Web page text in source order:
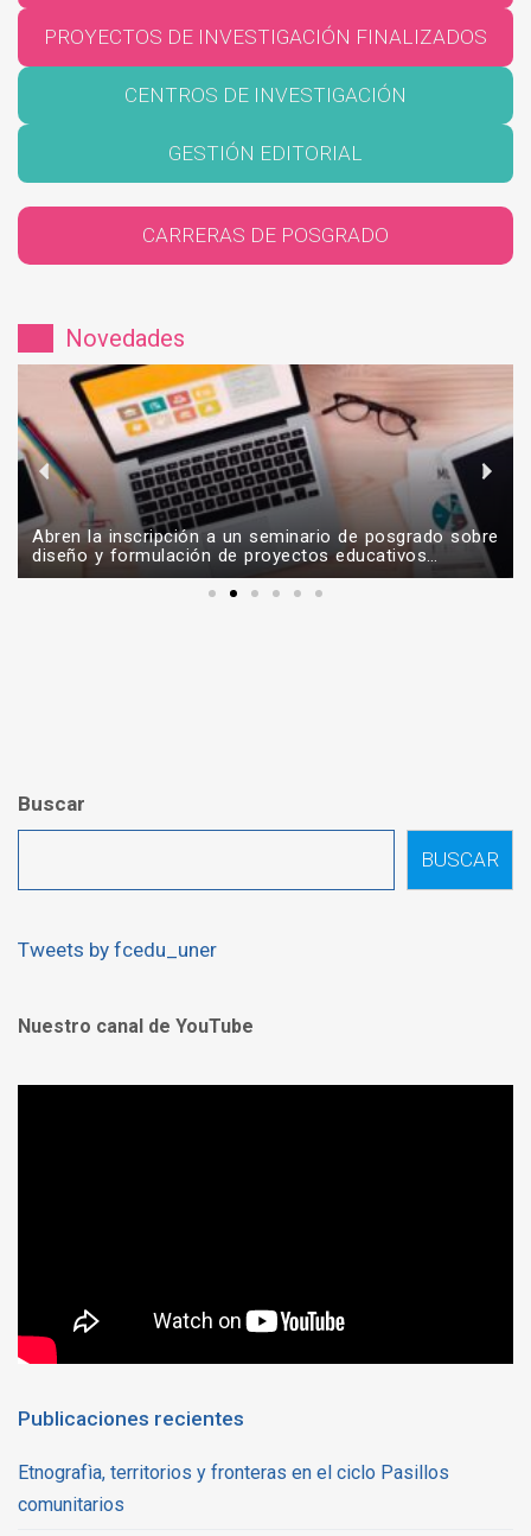
PROYECTOS DE INVESTIGACIÓN FINALIZADOS
CENTROS DE INVESTIGACIÓN
GESTIÓN EDITORIAL
CARRERAS DE POSGRADO
Novedades
CIFPE: filosofía e investigación para pensar el
presente
Buscar
BUSCAR
Tweets by fcedu_uner
Nuestro canal de YouTube
Publicaciones recientes
Etnografìa, territorios y fronteras en el ciclo Pasillos
comunitarios